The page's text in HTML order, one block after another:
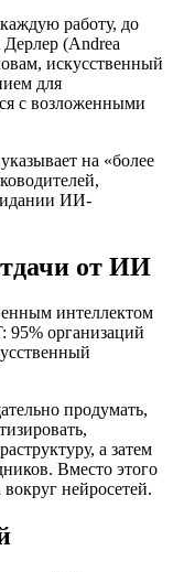
работу, до
(Andrea
искусственный
для
с возложенными
на «более
ИИ-
от ИИ
интеллектом
95% организаций
продумать,
а затем
Вместо этого
нейросетей.